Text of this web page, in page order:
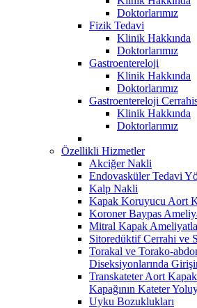
Doktorlarımız
Fizik Tedavi
Klinik Hakkında
Doktorlarımız
Gastroentereloji
Klinik Hakkında
Doktorlarımız
Gastroentereloji
Klinik Hakkında
Doktorlarımız
Özellikli Hizmetler
Akciğer Nakli
Endovasküler Tedavi
Kalp Nakli
Kapak Koruyucu Aort
Koroner Baypas
Mitral Kapak
Sitoredüktif Cerrahi ve
Torakal ve Torako-
Diseksiyonlarında
Transkateter Aort
Kapağının Kateter
Uyku Bozuklukları